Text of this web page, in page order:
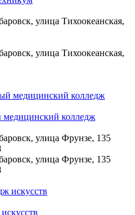
улица Тихоокеанская,
улица Тихоокеанская,
медицинский колледж
улица Фрунзе, 135
улица Фрунзе, 135